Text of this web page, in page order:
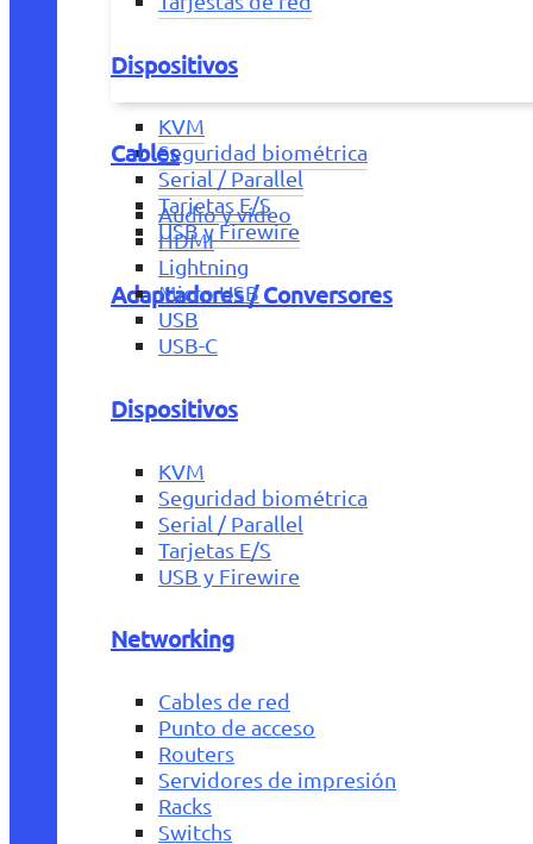
Dispositivos
KVM
Seguridad biométrica
Serial / Parallel
Tarjetas E/S
USB y Firewire
Adaptadores / Conversores
Cables
Audio y vídeo
HDMI
Lightning
Micro USB
USB
USB-C
Dispositivos
KVM
Seguridad biométrica
Serial / Parallel
Tarjetas E/S
USB y Firewire
Networking
Cables de red
Punto de acceso
Routers
Servidores de impresión
Racks
Switchs